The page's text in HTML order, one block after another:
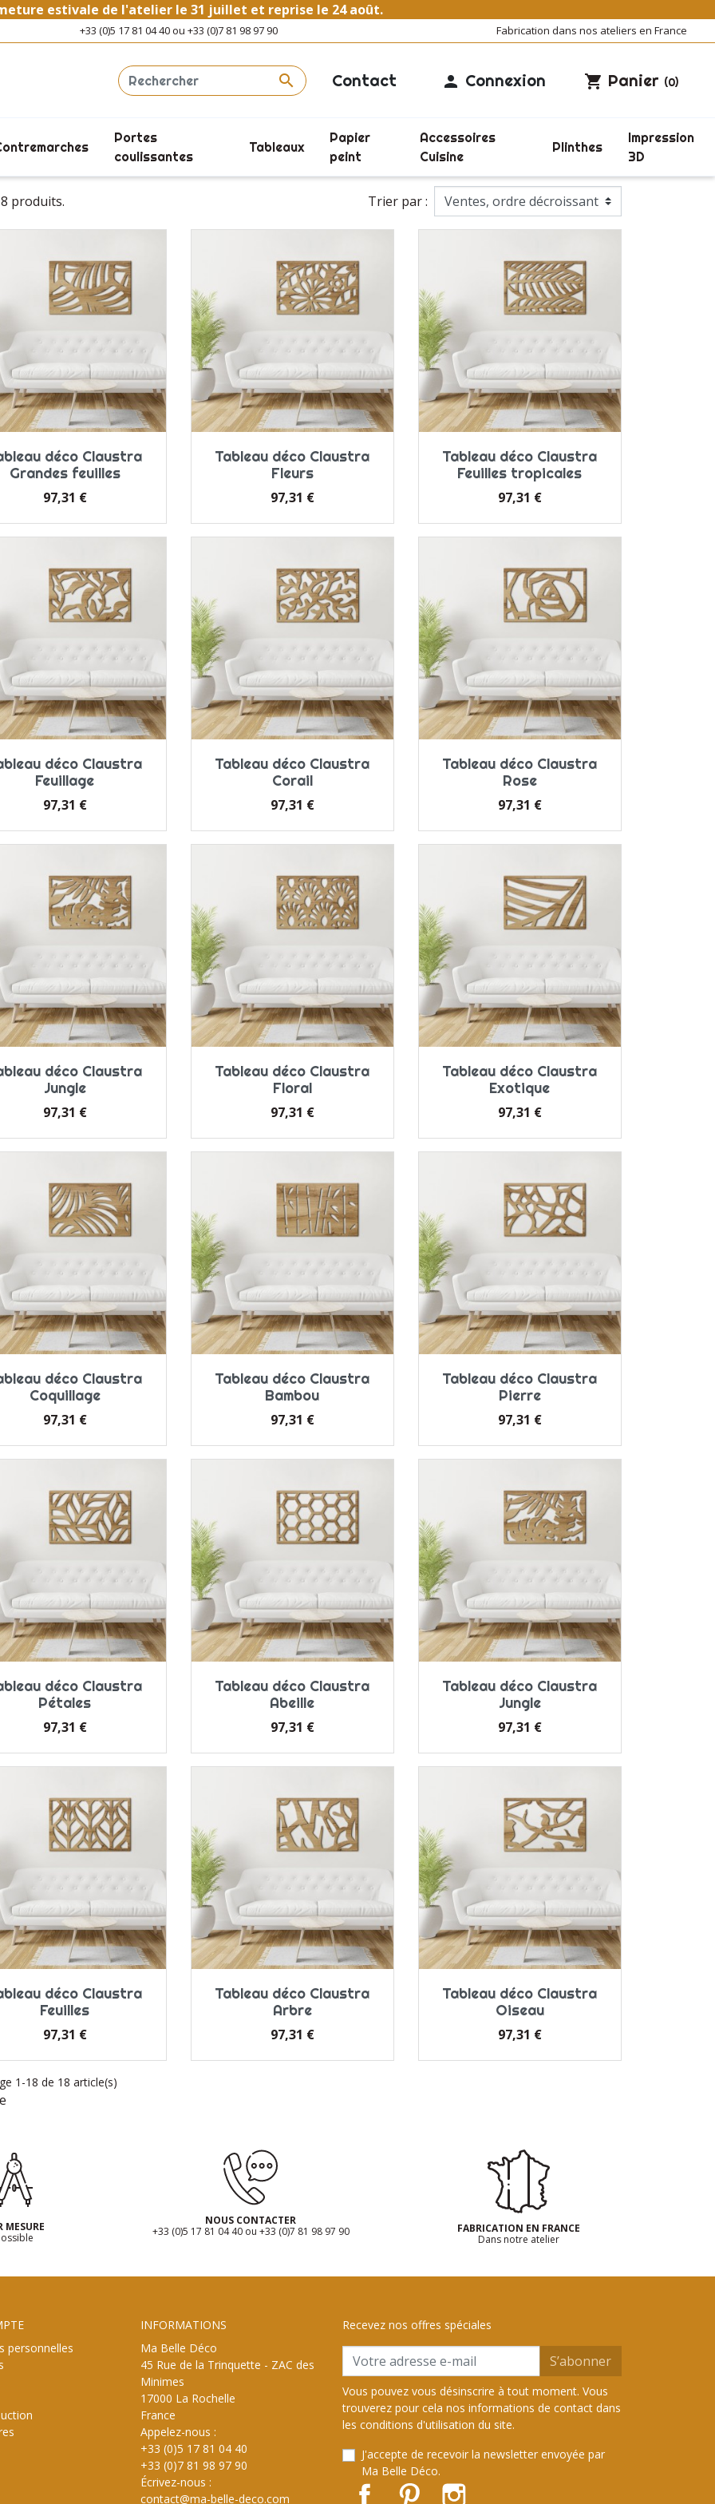
estivale de l'atelier le 31 juillet et reprise le 24 août.
+33 (0)5 17 81 04 40 ou +33 (0)7 81 98 97 90 Fabrication dans nos ateliers en France
 Contact  Connexion shopping_cart Panier (0)
Portes
coulissantes
Tableaux
Papier
peint
Accessoires
Cuisine
Plinthes
Impression
3D
NATURE
Nature
produits. Trier par :
déco Claustra
Grandes feuilles
Prix
97,31 €
Tableau déco Claustra
Fleurs
Prix
97,31 €
Tableau déco Claustra
Feuilles tropicales
Prix
97,31 €
déco Claustra
Feuillage
Prix
97,31 €
Tableau déco Claustra
Corail
Prix
97,31 €
Tableau déco Claustra
Rose
Prix
97,31 €
déco Claustra
Jungle
Prix
97,31 €
Tableau déco Claustra
Floral
Prix
97,31 €
Tableau déco Claustra
Exotique
Prix
97,31 €
déco Claustra
Coquillage
Prix
97,31 €
Tableau déco Claustra
Bambou
Prix
97,31 €
Tableau déco Claustra
Pierre
Prix
97,31 €
déco Claustra
Pétales
Prix
97,31 €
Tableau déco Claustra
Abeille
Prix
97,31 €
Tableau déco Claustra
Jungle
Prix
97,31 €
déco Claustra
Feuilles
Prix
97,31 €
Tableau déco Claustra
Arbre
Prix
97,31 €
Tableau déco Claustra
Oiseau
Prix
97,31 €
1-18 de 18 article(s)
MESURE
NOUS CONTACTER
+33 (0)5 17 81 04 40 ou +33 (0)7 81 98 97 90
FABRICATION EN FRANCE
Dans notre atelier
personnelles
INFORMATIONS
Ma Belle Déco
45 Rue de la Trinquette - ZAC des
Minimes
17000 La Rochelle
France
Appelez-nous :
+33 (0)5 17 81 04 40
+33 (0)7 81 98 97 90
Écrivez-nous :
contact@ma-belle-deco.com
Recevez nos offres spéciales
S’abonner
Vous pouvez vous désinscrire à tout moment. Vous
trouverez pour cela nos informations de contact dans
les conditions d'utilisation du site.
J'accepte de recevoir la newsletter envoyée par
Ma Belle Déco.